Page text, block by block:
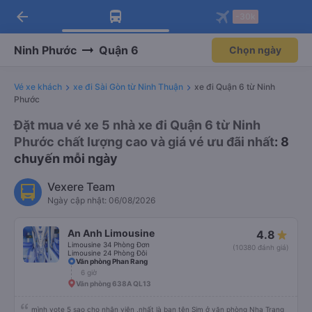
Tải app Vexere ngay!
Nhận ưu đãi thành viên độc
Mở app
Tải app Vexere
-30k/ghế khi đặt vé máy bay qua
Mở app
arrow_back
Ninh Phước Quận 6 Chọn ngày
Vé xe khách xe đi Sài Gòn từ Ninh Thuận
xe đi Quận 6 từ Ninh
Phước
Đặt mua vé xe 5 nhà xe đi Quận 6 từ Ninh
Phước chất lượng cao và giá vé ưu đãi nhất: 8
chuyến mỗi ngày
Vexere Team
Ngày cập nhật: 06/08/2026
An Anh Limousine
Limousine 34 Phòng Đơn
Limousine 24 Phòng Đôi
4.8
(10380 đánh giá)
Văn phòng Phan Rang
6 giờ
Văn phòng 638A QL13
mình vote 5 sao cho nhân viên ,nhất là bạn tên Sim ở văn phòng Nha Trang